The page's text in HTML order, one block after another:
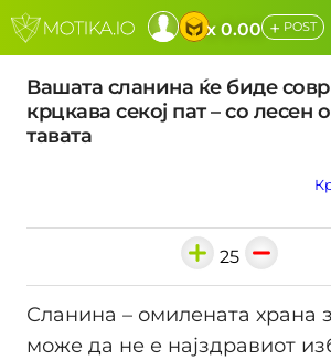
x 0.00 + POST
Вашата сланина ќе биде
крцкава секој пат – со лесен
тавата
25
Сланина – омилената храна
може да не е најздравиот